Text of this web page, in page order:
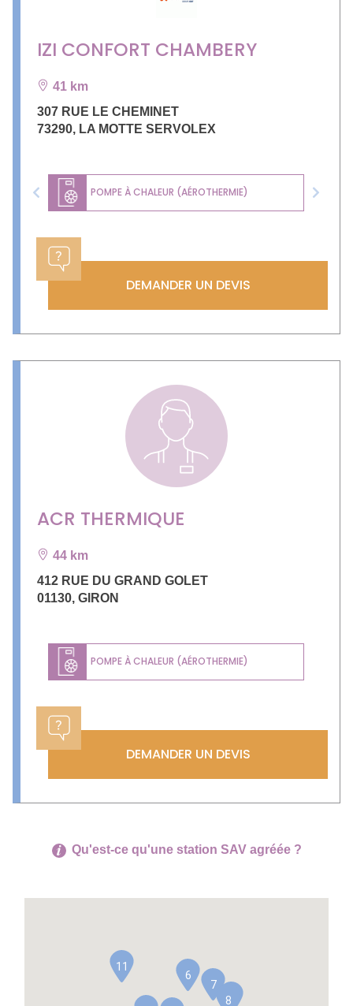
IZI CONFORT CHAMBERY
41 km
307 RUE LE CHEMINET
73290, LA MOTTE SERVOLEX
POMPE À CHALEUR (AÉROTHERMIE)
Previous Next
DEMANDER UN DEVIS
ACR THERMIQUE
44 km
412 RUE DU GRAND GOLET
01130, GIRON
POMPE À CHALEUR (AÉROTHERMIE)
DEMANDER UN DEVIS
Qu'est-ce qu'une station SAV agréée ?
6
7
89
11